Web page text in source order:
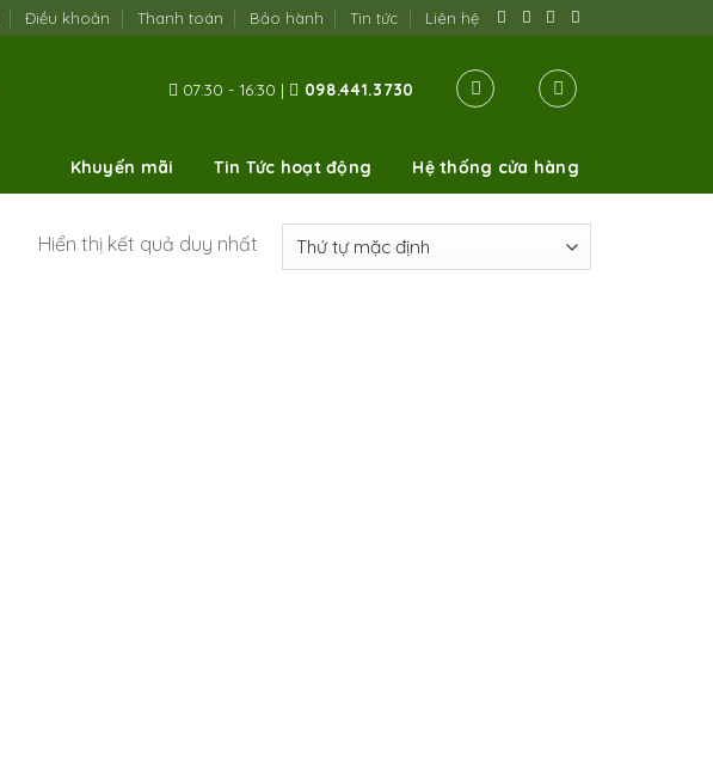
Điều khoản Thanh toán Bảo hành Tin tức Liên hệ
07:30 - 16:30 | 098.441.3730
Khuyến mãi Tin Tức hoạt động Hệ thống cửa hàng
Hiển thị kết quả duy nhất